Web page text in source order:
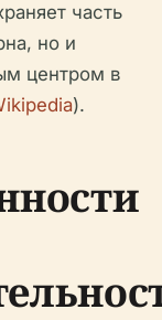
часть
но и
центром в
).